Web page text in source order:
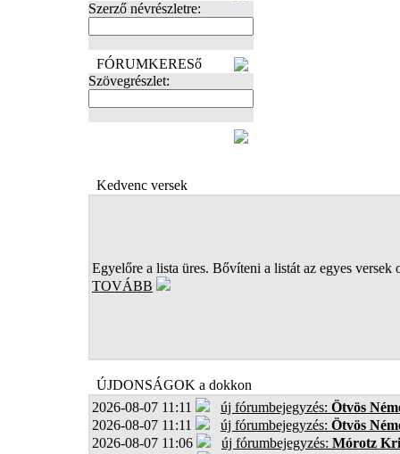
Szerző névrészletre:
FÓRUMKERESő
Szövegrészlet:
Kedvenc versek
Egyelőre a lista üres. Bővíteni a listát az egyes versek
TOVÁBB
ÚJDONSÁGOK a dokkon
2026-08-07 11:11
új fórumbejegyzés: Ötvös
2026-08-07 11:11
új fórumbejegyzés: Ötvös
2026-08-07 11:06
új fórumbejegyzés: Mórotz